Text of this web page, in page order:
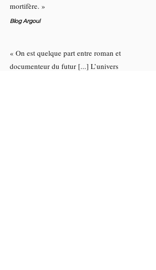
mortifère. »
Blog Argoul
« On est quelque part entre roman et
documenteur du futur [...] L’univers